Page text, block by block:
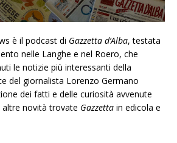
è il podcast di Gazzetta d’Alba, testata
nelle Langhe e nel Roero, che
le notizie più interessanti della
del giornalista Lorenzo Germano
dei fatti e delle curiosità avvenute
altre novità trovate Gazzetta in edicola e